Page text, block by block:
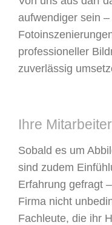
aufwendiger sein
professioneller
zuverlässig
Ihre
Sobald es um
sind zudem
Erfahrung gefragt
Firma nicht
Fachleute, die ihr